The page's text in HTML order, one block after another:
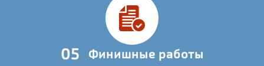
05 Финишные работы